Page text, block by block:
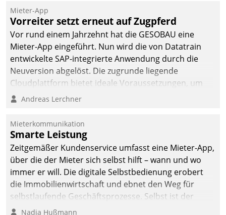
Die monatlichen
Mitteilungen zum
Heizungs- und
Wasserverbrauch gehen
automatisiert, vollständig
und auf Wunsch über
mehrere zuvor
Kommunikationswege bei
Mieter-App
Vorreiter setzt erneut auf Zugpferd
Vor rund einem Jahrzehnt hat die GESOBAU eine
Mieter-App eingeführt. Nun wird die von Datatrain
entwickelte SAP-integrierte Anwendung durch die
Neuversion abgelöst. Die zugrunde liegende
Cloudplattform bietet ideale Voraussetzungen, um
die Funktionalität der App zu erweitern und weitere
integrieren.
Andreas Lerchner
Mieterkommunikation
Smarte Leistung
Zeitgemäßer Kundenservice umfasst eine Mieter-App,
über die der Mieter sich selbst hilft – wann und wo
immer er will. Die digitale Selbstbedienung erobert
die Immobilienwirtschaft und ebnet den Weg für
selbstlaufende Geschäftsprozesse. Selbst ist der
Kunde und smart der Serviceanbieter.
Nadja Hußmann